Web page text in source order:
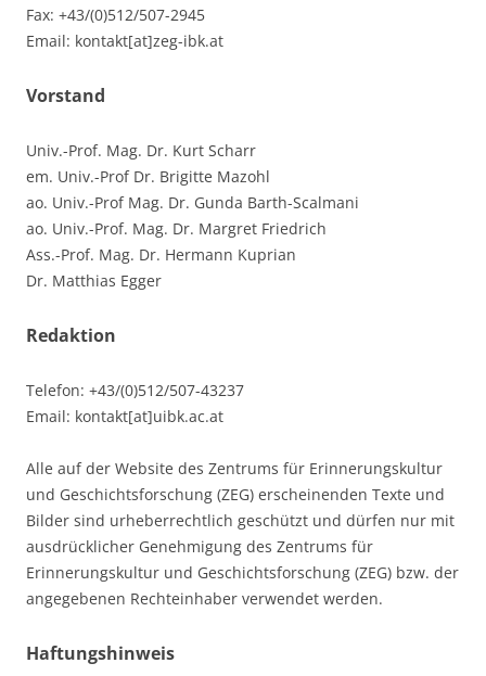
Fax: +43/(0)512/507-2945
Email: kontakt[at]zeg-ibk.at
Vorstand
Univ.-Prof. Mag. Dr. Kurt Scharr
em. Univ.-Prof Dr. Brigitte Mazohl
ao. Univ.-Prof Mag. Dr. Gunda Barth-Scalmani
ao. Univ.-Prof. Mag. Dr. Margret Friedrich
Ass.-Prof. Mag. Dr. Hermann Kuprian
Dr. Matthias Egger
Redaktion
Telefon: +43/(0)512/507-43237
Email: kontakt[at]uibk.ac.at
Alle auf der Website des Zentrums für Erinnerungskultur
und Geschichtsforschung (ZEG) erscheinenden Texte und
Bilder sind urheberrechtlich geschützt und dürfen nur mit
ausdrücklicher Genehmigung des Zentrums für
Erinnerungskultur und Geschichtsforschung (ZEG) bzw. der
angegebenen Rechteinhaber verwendet werden.
Haftungshinweis